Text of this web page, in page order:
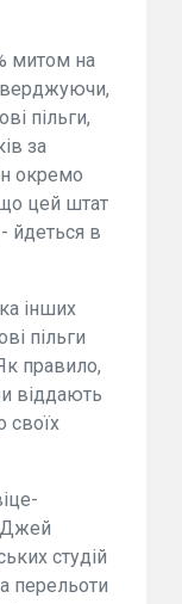
митом на
пільги,
за
окремо
цей штат
йдеться в
інших
пільги
правило,
віддають
своїх
Джей
студій
перельоти